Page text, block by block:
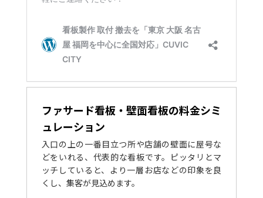
ファサード看板・壁面看板の料金シミ
ュレーション
入口の上の一番目立つ所や店舗の壁面に屋号な
どをいれる、代表的な看板です。ピッタリとマ
ッチしていると、より一層お店などの印象を良
くし、集客が見込めます。